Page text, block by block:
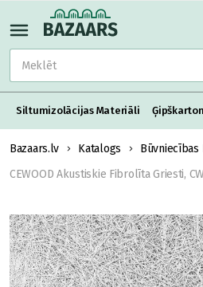
Siltumizolācijas Materiāli
Bazaars.lv Katalogs Būvniecības
CEWOOD Akustiskie Fibrolīta Griesti, CW